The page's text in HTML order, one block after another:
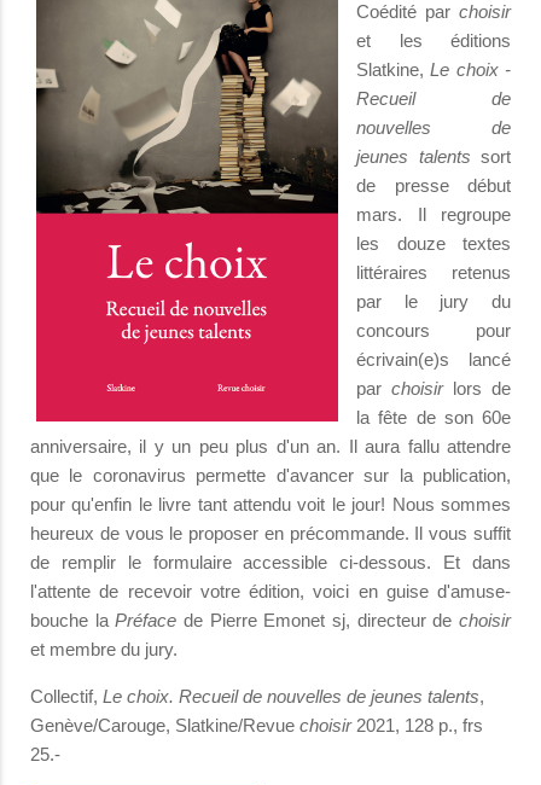
Coédité par choisir
et les éditions
Slatkine,Le choix -
Recueil de
nouvelles de
jeunes talents sort
de presse début
mars. Il regroupe
les douze textes
littéraires retenus
par le jury du
concours pour
écrivain(e)s lancé
par choisirlors de
la fête de son 60e
anniversaire, il y un peu plus d'un an. Il aura fallu attendre
que le coronavirus permette d'avancer sur la publication,
pour qu'enfin le livre tant attendu voit le jour! Nous sommes
heureux de vous le proposer en précommande. Il vous suffit
de remplir le formulaire accessible ci-dessous. Et dans
l'attente de recevoir votre édition, voici en guise d'amuse-
bouche laPréface de Pierre Emonet sj, directeur dechoisir
et membre du jury.
Collectif, Le choix. Recueil de nouvelles de jeunes talents,
Genève/Carouge, Slatkine/Revue choisir2021, 128 p., frs
25.-